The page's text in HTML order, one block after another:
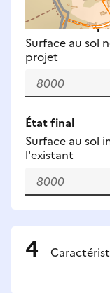
Nouveaux
Surface au sol
projet
État final
Surface au sol
l'existant